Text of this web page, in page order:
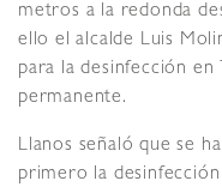
metros a la redonda
ello el alcalde Luis
para la desinfección
permanente.
Llanos señaló que se
primero la